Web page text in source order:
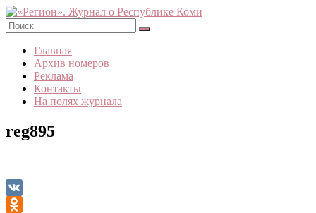
Skip
to
content
«Регион».
Журнал
Республике
Коми
Главная
Архив номеров
Реклама
Контакты
На полях журнала
reg895
VK